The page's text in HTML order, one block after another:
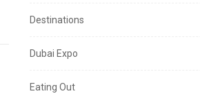
Destinations
Dubai Expo
Eating Out